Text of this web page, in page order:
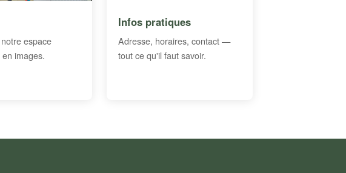
espace
images.
Infos pratiques
Adresse, horaires, contact —
tout ce qu'il faut savoir.